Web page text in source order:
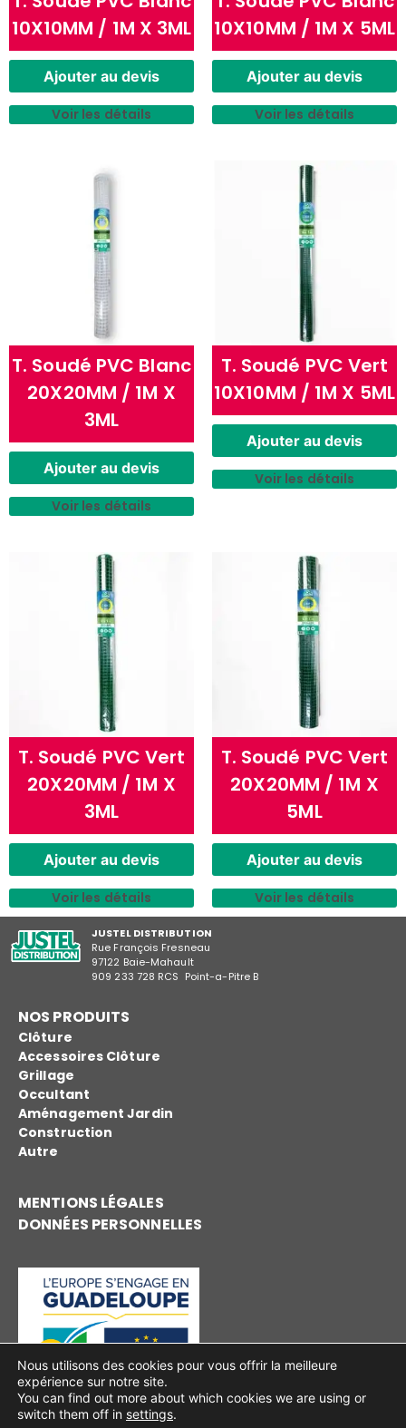
10X10MM / 1M X 3ML
Ajouter au devis
Voir les détails
10X10MM / 1M X 5ML
Ajouter au devis
Voir les détails
T. Soudé PVC Blanc
20X20MM / 1M X
3ML
Ajouter au devis
Voir les détails
T. Soudé PVC Vert
10X10MM / 1M X 5ML
Ajouter au devis
Voir les détails
T. Soudé PVC Vert
20X20MM / 1M X
3ML
Ajouter au devis
Voir les détails
T. Soudé PVC Vert
20X20MM / 1M X
5ML
Ajouter au devis
Voir les détails
JUSTEL DISTRIBUTION
Rue François Fresneau
97122 Baie-Mahault
909 233 728 RCS Point-a-Pitre B
NOS PRODUITS
Clôture
Accessoires Clôture
Grillage
Occultant
Aménagement Jardin
Construction
Autre
MENTIONS LÉGALES
DONNÉES PERSONNELLES
Nous utilisons des cookies pour vous offrir la meilleure
expérience sur notre site.
You can find out more about which cookies we are using or
switch them off in settings.